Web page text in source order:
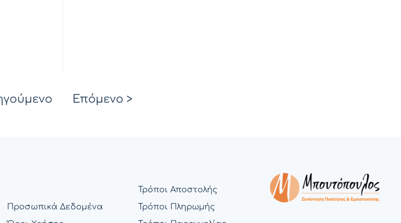
Επόμενο >
Προσωπικά Δεδομένα
Τρόποι Αποστολής
Τρόποι Πληρωμής